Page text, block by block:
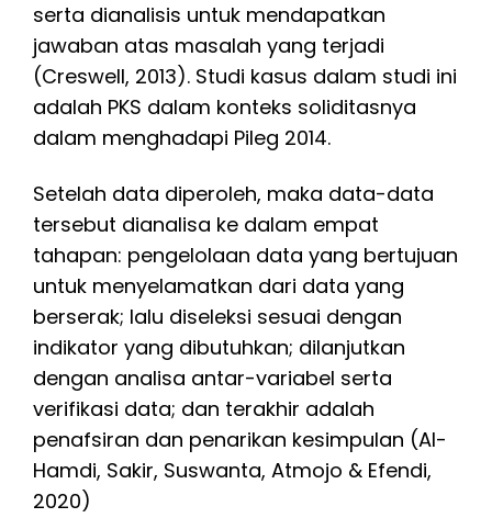
serta dianalisis untuk mendapatkan
jawaban atas masalah yang terjadi
(Creswell, 2013). Studi kasus dalam studi ini
adalah PKS dalam konteks soliditasnya
dalam menghadapi Pileg 2014.
Setelah data diperoleh, maka data-data
tersebut dianalisa ke dalam empat
tahapan: pengelolaan data yang bertujuan
untuk menyelamatkan dari data yang
berserak; lalu diseleksi sesuai dengan
indikator yang dibutuhkan; dilanjutkan
dengan analisa antar-variabel serta
verifikasi data; dan terakhir adalah
penafsiran dan penarikan kesimpulan (Al-
Hamdi, Sakir, Suswanta, Atmojo & Efendi,
2020)